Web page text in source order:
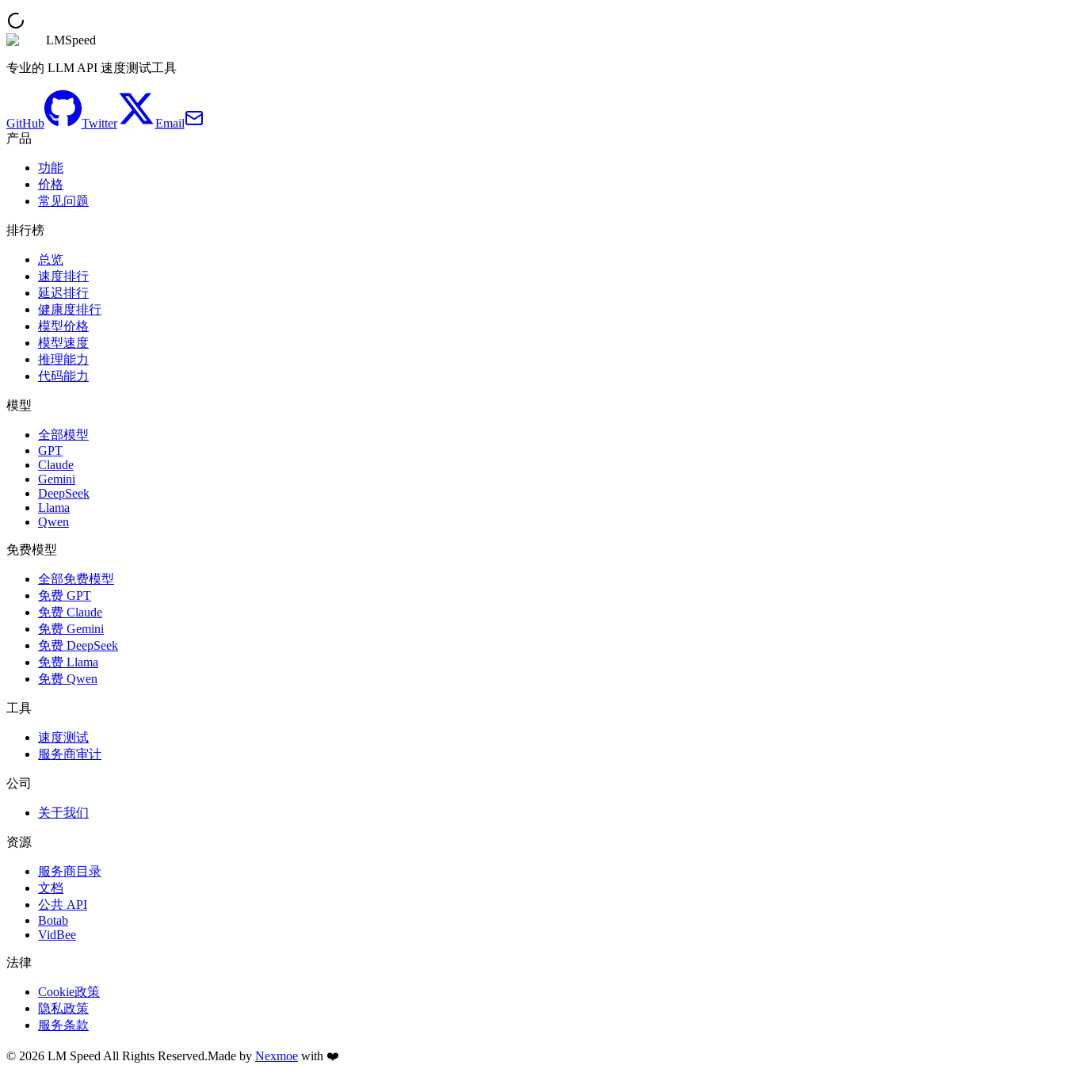
LMSpeed
专业的 LLM API 速度测试工具
GitHub Twitter
Email
产品
功能
价格
常见问题
排行榜
总览
速度排行
延迟排行
健康度排行
模型价格
模型速度
推理能力
代码能力
模型
全部模型
GPT
Claude
Gemini
DeepSeek
Llama
Qwen
免费模型
全部免费模型
免费 GPT
免费 Claude
免费 Gemini
免费 DeepSeek
免费 Llama
免费 Qwen
工具
速度测试
服务商审计
公司
关于我们
资源
服务商目录
文档
公共 API
Botab
VidBee
法律
Cookie政策
隐私政策
服务条款
© 2026 LM Speed All Rights Reserved.Made by Nexmoe with ❤️